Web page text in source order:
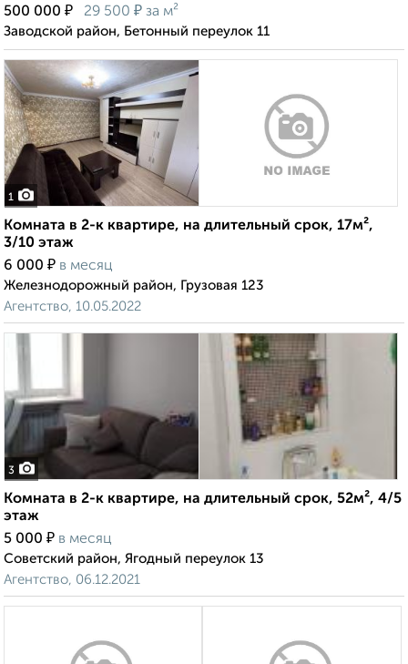
500 000 ₽ 29 500 ₽ за м²
Заводской район, Бетонный переулок 11
1
Комната в 2-к квартире, на длительный срок, 17м²,
3/10 этаж
6 000 ₽ в месяц
Железнодорожный район, Грузовая 123
Агентство, 10.05.2022
3
Комната в 2-к квартире, на длительный срок, 52м², 4/5
этаж
5 000 ₽ в месяц
Советский район, Ягодный переулок 13
Агентство, 06.12.2021